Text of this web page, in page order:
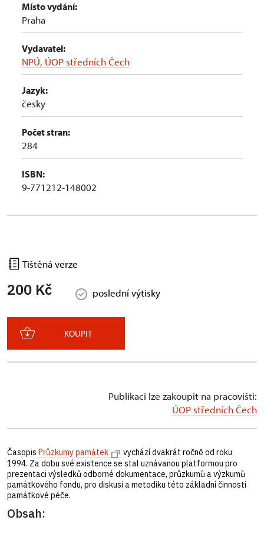
Místo vydání:
Praha
Vydavatel:
NPÚ, ÚOP středních Čech
Jazyk:
česky
Počet stran:
284
ISBN:
9-771212-148002
Tištěná verze
200 Kč poslední výtisky
KOUPIT
Publikaci lze zakoupit na pracovišti:
ÚOP středních Čech
Časopis Průzkumy památek
vychází dvakrát ročně od roku
1994. Za dobu své existence se stal uznávanou platformou pro
prezentaci výsledků odborné dokumentace, průzkumů a výzkumů
památkového fondu, pro diskusi a metodiku této základní činnosti
památkové péče.
Obsah: